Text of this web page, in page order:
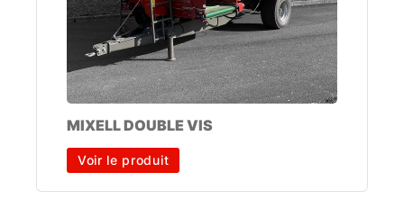
MIXELL DOUBLE VIS
Voir le produit